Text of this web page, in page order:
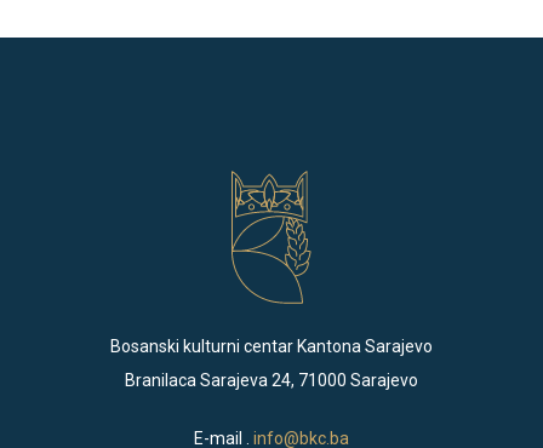
Bosanski kulturni centar Kantona Sarajevo
Branilaca Sarajeva 24, 71000 Sarajevo
E-mail . info@bkc.ba